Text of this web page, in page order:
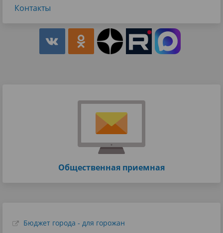
Контакты
Общественная приемная
Бюджет города - для горожан